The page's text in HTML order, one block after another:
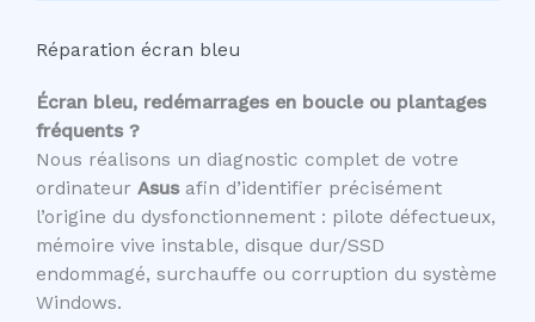
Réparation écran bleu
Écran bleu, redémarrages en boucle ou plantages
fréquents ?
Nous réalisons un diagnostic complet de votre
ordinateur Asusafin d’identifier précisément
l’origine du dysfonctionnement : pilote défectueux,
mémoire vive instable, disque dur/SSD
endommagé, surchauffe ou corruption du système
Windows.